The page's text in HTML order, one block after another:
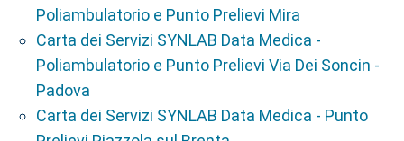
Poliambulatorio e Punto Prelievi Mira
Carta dei Servizi SYNLAB Data Medica -
Poliambulatorio e Punto Prelievi Via Dei Soncin -
Padova
Carta dei Servizi SYNLAB Data Medica - Punto